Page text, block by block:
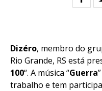
Dizéro, membro do
Rio Grande, RS está
100“. A música “Guerra
trabalho e tem